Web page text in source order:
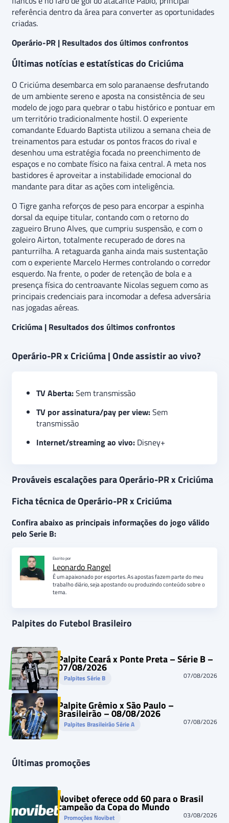
referência dentro da área para converter as oportunidades
criadas.
Operário-PR | Resultados dos últimos confrontos
Últimas notícias e estatísticas do Criciúma
O Criciúma desembarca em solo paranaense desfrutando
de um ambiente sereno e aposta na consistência de seu
modelo de jogo para quebrar o tabu histórico e pontuar em
um território tradicionalmente hostil. O experiente
comandante Eduardo Baptista utilizou a semana cheia de
treinamentos para estudar os pontos fracos do rival e
desenhou uma estratégia focada no preenchimento de
espaços e no combate físico na faixa central. A meta nos
bastidores é aproveitar a instabilidade emocional do
mandante para ditar as ações com inteligência.
O Tigre ganha reforços de peso para encorpar a espinha
dorsal da equipe titular, contando com o retorno do
zagueiro Bruno Alves, que cumpriu suspensão, e com o
goleiro Airton, totalmente recuperado de dores na
panturrilha. A retaguarda ganha ainda mais sustentação
com o experiente Marcelo Hermes controlando o corredor
esquerdo. Na frente, o poder de retenção de bola e a
presença física do centroavante Nicolas seguem como as
principais credenciais para incomodar a defesa adversária
nas jogadas aéreas.
Criciúma | Resultados dos últimos confrontos
Operário-PR x Criciúma | Onde assistir ao vivo?
TV Aberta:Sem transmissão
TV por assinatura/pay per view:Sem
transmissão
Internet/streaming ao vivo: Disney+
Prováveis escalações para Operário-PR x Criciúma
Ficha técnica de Operário-PR x Criciúma
Confira abaixo as principais informações do jogo válido
pelo Serie B:
Escrito por
Leonardo Rangel
É um apaixonado por esportes. As apostas fazem parte do meu
trabalho diário, seja apostando ou produzindo conteúdo sobre o
tema.
Palpites do Futebol Brasileiro
Palpite Ceará x Ponte Preta – Série B –
07/08/2026
Palpites Série B 07/08/2026
Palpite Grêmio x São Paulo –
Brasileirão – 08/08/2026
Palpites Brasileirão Série A 07/08/2026
Últimas promoções
Novibet oferece odd 60 para o Brasil
campeão da Copa do Mundo
Promoções Novibet 03/08/2026